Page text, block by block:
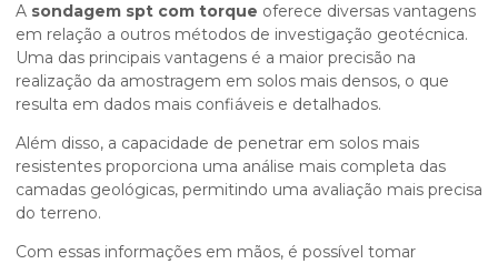
A sondagem spt com torque oferece diversas vantagens
em relação a outros métodos de investigação geotécnica.
Uma das principais vantagens é a maior precisão na
realização da amostragem em solos mais densos, o que
resulta em dados mais confiáveis e detalhados.
Além disso, a capacidade de penetrar em solos mais
resistentes proporciona uma análise mais completa das
camadas geológicas, permitindo uma avaliação mais precisa
do terreno.
Com essas informações em mãos, é possível tomar